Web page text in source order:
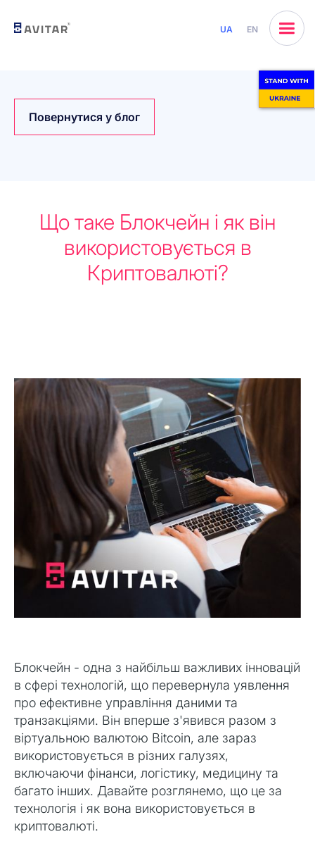
UA EN
Повернутися у блог
Що таке Блокчейн і як він
використовується в
Криптовалюті?
Блокчейн - одна з найбільш важливих інновацій
в сфері технологій, що перевернула уявлення
про ефективне управління даними та
транзакціями. Він вперше з'явився разом з
віртуальною валютою Bitcoin, але зараз
використовується в різних галузях,
включаючи фінанси, логістику, медицину та
багато інших. Давайте розглянемо, що це за
технологія і як вона використовується в
криптовалюті.